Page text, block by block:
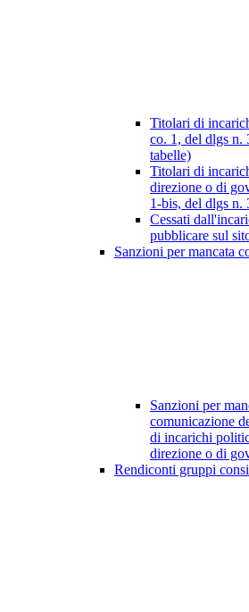
Titolari di
co. 1, del dlgs n.
tabelle)
Titolari di
direzione o di
1-bis, del dlgs n.
Cessati
pubblicare sul
Sanzioni per mancata
Sanzioni per
comunicazione
di incarichi
direzione o di
Rendiconti gruppi